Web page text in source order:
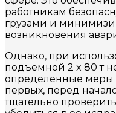
работникам
грузами и
возникновения
Однако, при
подъемной 2 x 80 т
определенные меры
первых, перед
тщательно